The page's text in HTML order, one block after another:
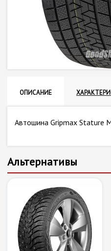
ОПИСАНИЕ
Автошина Gripmax Stature
Альтернативы